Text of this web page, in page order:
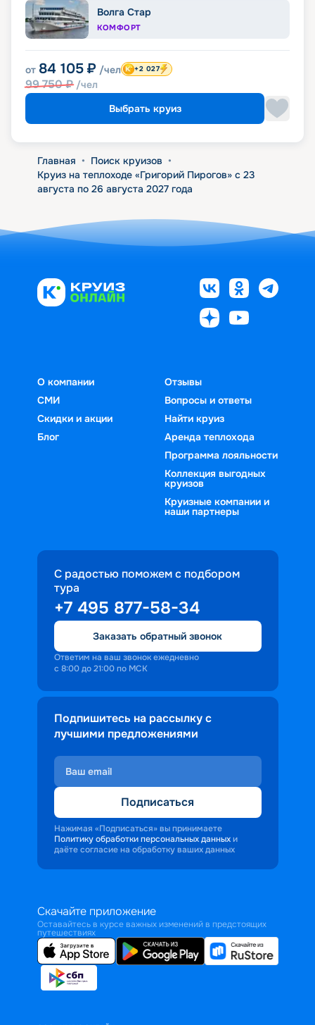
Волга Стар
КОМФОРТ
от 84 105 ₽ /чел
99 750₽ /чел
+2 027
Выбрать круиз
Главная • Поиск круизов •
Круиз на теплоходе «Григорий Пирогов» с 23
августа по 26 августа 2027 года
О компании
СМИ
Скидки и акции
Блог
Отзывы
Вопросы и ответы
Найти круиз
Аренда теплохода
Программа лояльности
Коллекция выгодных
круизов
Круизные компании и
наши партнеры
С радостью поможем с подбором
тура
+7 495 877-58-34
Заказать обратный звонок
Ответим на ваш звонок ежедневно
с 8:00 до 21:00 по МСК
Подпишитесь на рассылку с
лучшими предложениями
Подписаться
Нажимая «Подписаться» вы принимаете
Политику обработки персональных данных и
даёте согласие на обработку ваших данных
Скачайте приложение
Оставайтесь в курсе важных изменений в предстоящих
путешествиях